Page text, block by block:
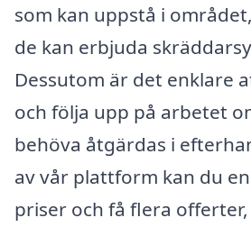
som kan uppstå i
de kan erbjuda
Dessutom är det enklare
och följa upp på arbetet
behöva åtgärdas i
av vår plattform kan du
priser och få flera